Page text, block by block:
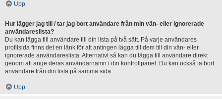
Upp
Hur lägger jag till / tar jag bort användare från min vän- eller ignorerade
användareslista?
Du kan lägga till användare till din lista på två sätt. På varje användares
profilsida finns det en länk för att antingen lägga till dem till din vän- eller
ignorerade användareslista. Alternativt så kan du lägga till användare direkt
genom att ange deras användarnamn i din kontrollpanel. Du kan också ta bort
användare från din lista på samma sida.
Upp